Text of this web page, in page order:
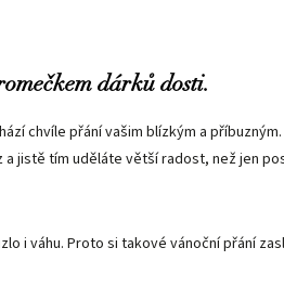
dárků dosti.
chvíle přání vašim blízkým a
a jistě tím uděláte větší radost, než jen
i váhu. Proto si takové vánoční přání